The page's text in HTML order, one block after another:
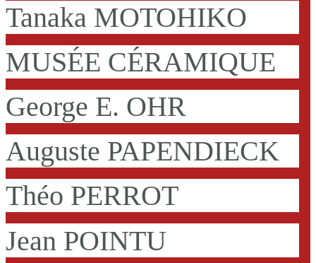
Tanaka MOTOHIKO
MUSÉE CÉRAMIQUE
George E. OHR
Auguste PAPENDIECK
Théo PERROT
Jean POINTU